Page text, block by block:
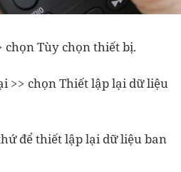
chọn Tùy chọn thiết bị.
>> chọn Thiết lập lại dữ liệu
để thiết lập lại dữ liệu ban